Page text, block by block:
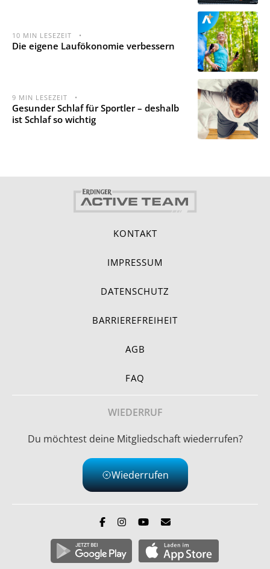
10 MIN LESEZEIT •
Die eigene Laufökonomie verbessern
9 MIN LESEZEIT •
Gesunder Schlaf für Sportler – deshalb
ist Schlaf so wichtig
KONTAKT
IMPRESSUM
DATENSCHUTZ
BARRIEREFREIHEIT
AGB
FAQ
WIEDERRUF
Du möchtest deine Mitgliedschaft wiederrufen?
Wiederrufen